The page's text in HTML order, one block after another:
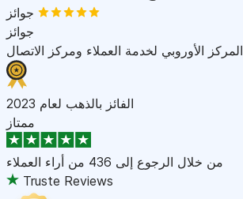
جوائز
المركز الأوروبي لخدمة العملاء ومركز الاتصال
الفائز بالذهب لعام 2023
ممتاز
من خلال الرجوع إلى 436 من أراء العملاء
Truste Reviews